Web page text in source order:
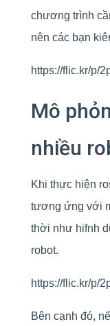
chương trình
nên các bạn
https://flic.kr/p/
Mô
nhiều
Khi thực hiện
tương ứng với
thời như hifnh
robot.
https://flic.kr/p/
Bên cạnh đó,